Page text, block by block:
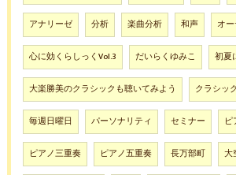
アナリーゼ 分析 楽曲分析 和声 オ
心に効くらしっくVol.3 だいらくゆみこ 初夏
大楽勝美のクラシックも聴いてみよう クラシック
毎週日曜日 パーソナリティ セミナー
ピアノ三重奏 ピアノ五重奏 長万部町 大